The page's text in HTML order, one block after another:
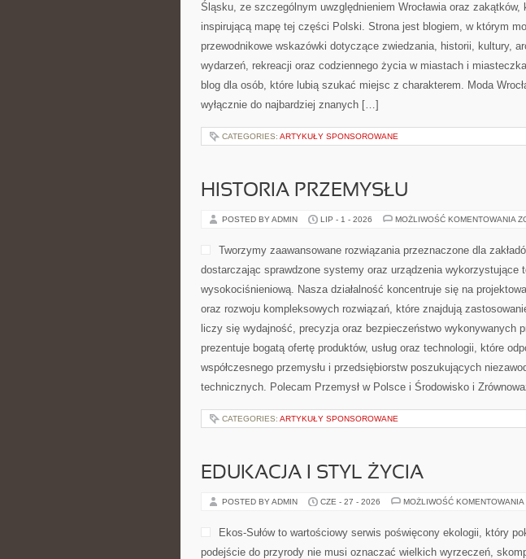
Śląsku, ze szczególnym uwzględnieniem Wrocławia oraz zakątków,
inspirującą mapę tej części Polski. Strona jest blogiem, w którym
przewodnikowe wskazówki dotyczące zwiedzania, historii, kultury,
wydarzeń, rekreacji oraz codziennego życia w miastach i
blog dla osób, które lubią szukać miejsc z charakterem. Moda
wyłącznie do najbardziej znanych […]
CATEGORIES: ARTYKUŁY SPONSOROWANE
HISTORIA PRZEMYSŁU
POSTED BY ADMIN LIP - 1 - 2026 MOŻLIWOŚĆ KOMENTOWANIA
Tworzymy zaawansowane rozwiązania przeznaczone dla
dostarczając sprawdzone systemy oraz urządzenia wykorzystujące
wysokociśnieniową. Nasza działalność koncentruje się na
oraz rozwoju kompleksowych rozwiązań, które znajdują
liczy się wydajność, precyzja oraz bezpieczeństwo wykonywanych
prezentuje bogatą ofertę produktów, usług oraz technologii, które
współczesnego przemysłu i przedsiębiorstw poszukujących
technicznych. Polecam Przemysł w Polsce i Środowisko i
CATEGORIES: ARTYKUŁY SPONSOROWANE
EDUKACJA I STYL ŻYCIA
POSTED BY ADMIN CZE - 27 - 2026 MOŻLIWOŚĆ KOMENTOWANIA
Ekos-Sułów to wartościowy serwis poświęcony ekologii, który
podejście do przyrody nie musi oznaczać wielkich wyrzeczeń,